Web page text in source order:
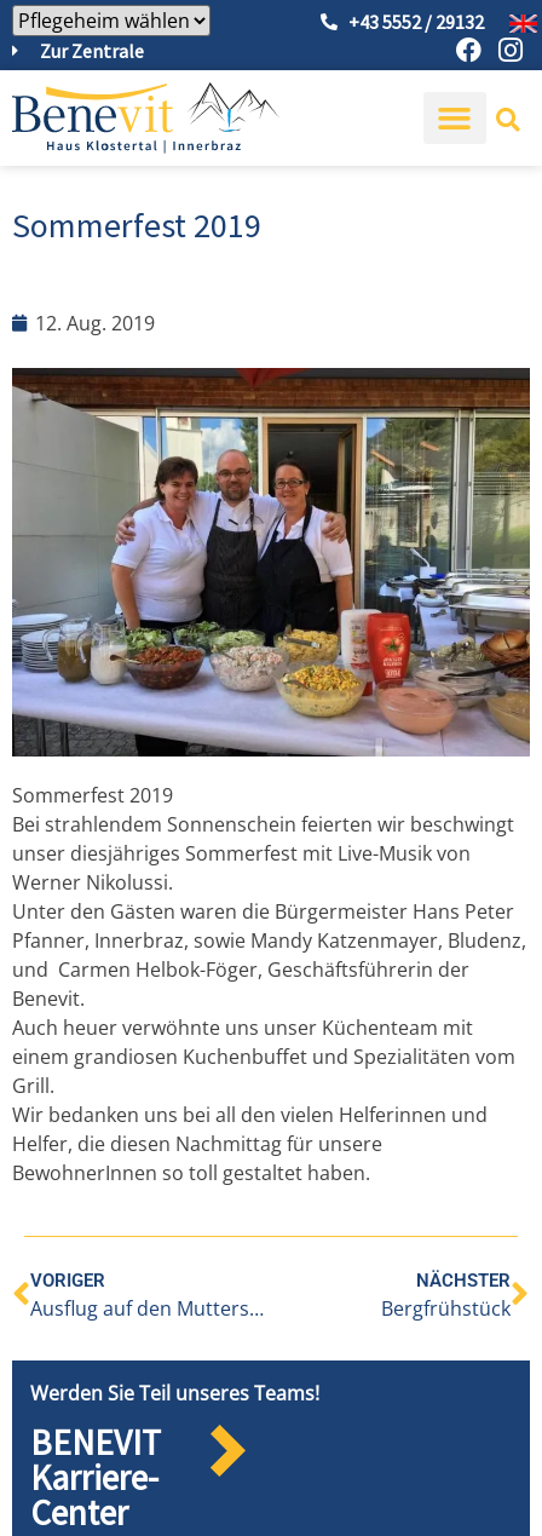
Zur Zentrale
+43 5552 / 29132
Sommerfest 2019
12. Aug. 2019
Sommerfest 2019
Bei strahlendem Sonnenschein feierten wir beschwingt
unser diesjähriges Sommerfest mit Live-Musik von
Werner Nikolussi.
Unter den Gästen waren die Bürgermeister Hans Peter
Pfanner, Innerbraz, sowie Mandy Katzenmayer, Bludenz,
und Carmen Helbok-Föger, Geschäftsführerin der
Benevit.
Auch heuer verwöhnte uns unser Küchenteam mit
einem grandiosen Kuchenbuffet und Spezialitäten vom
Grill.
Wir bedanken uns bei all den vielen Helferinnen und
Helfer, die diesen Nachmittag für unsere
BewohnerInnen so toll gestaltet haben.
VORIGER
Ausflug auf den Muttersberg
NÄCHSTER
Bergfrühstück
Werden Sie Teil unseres Teams!
BENEVIT
Karriere-
Center